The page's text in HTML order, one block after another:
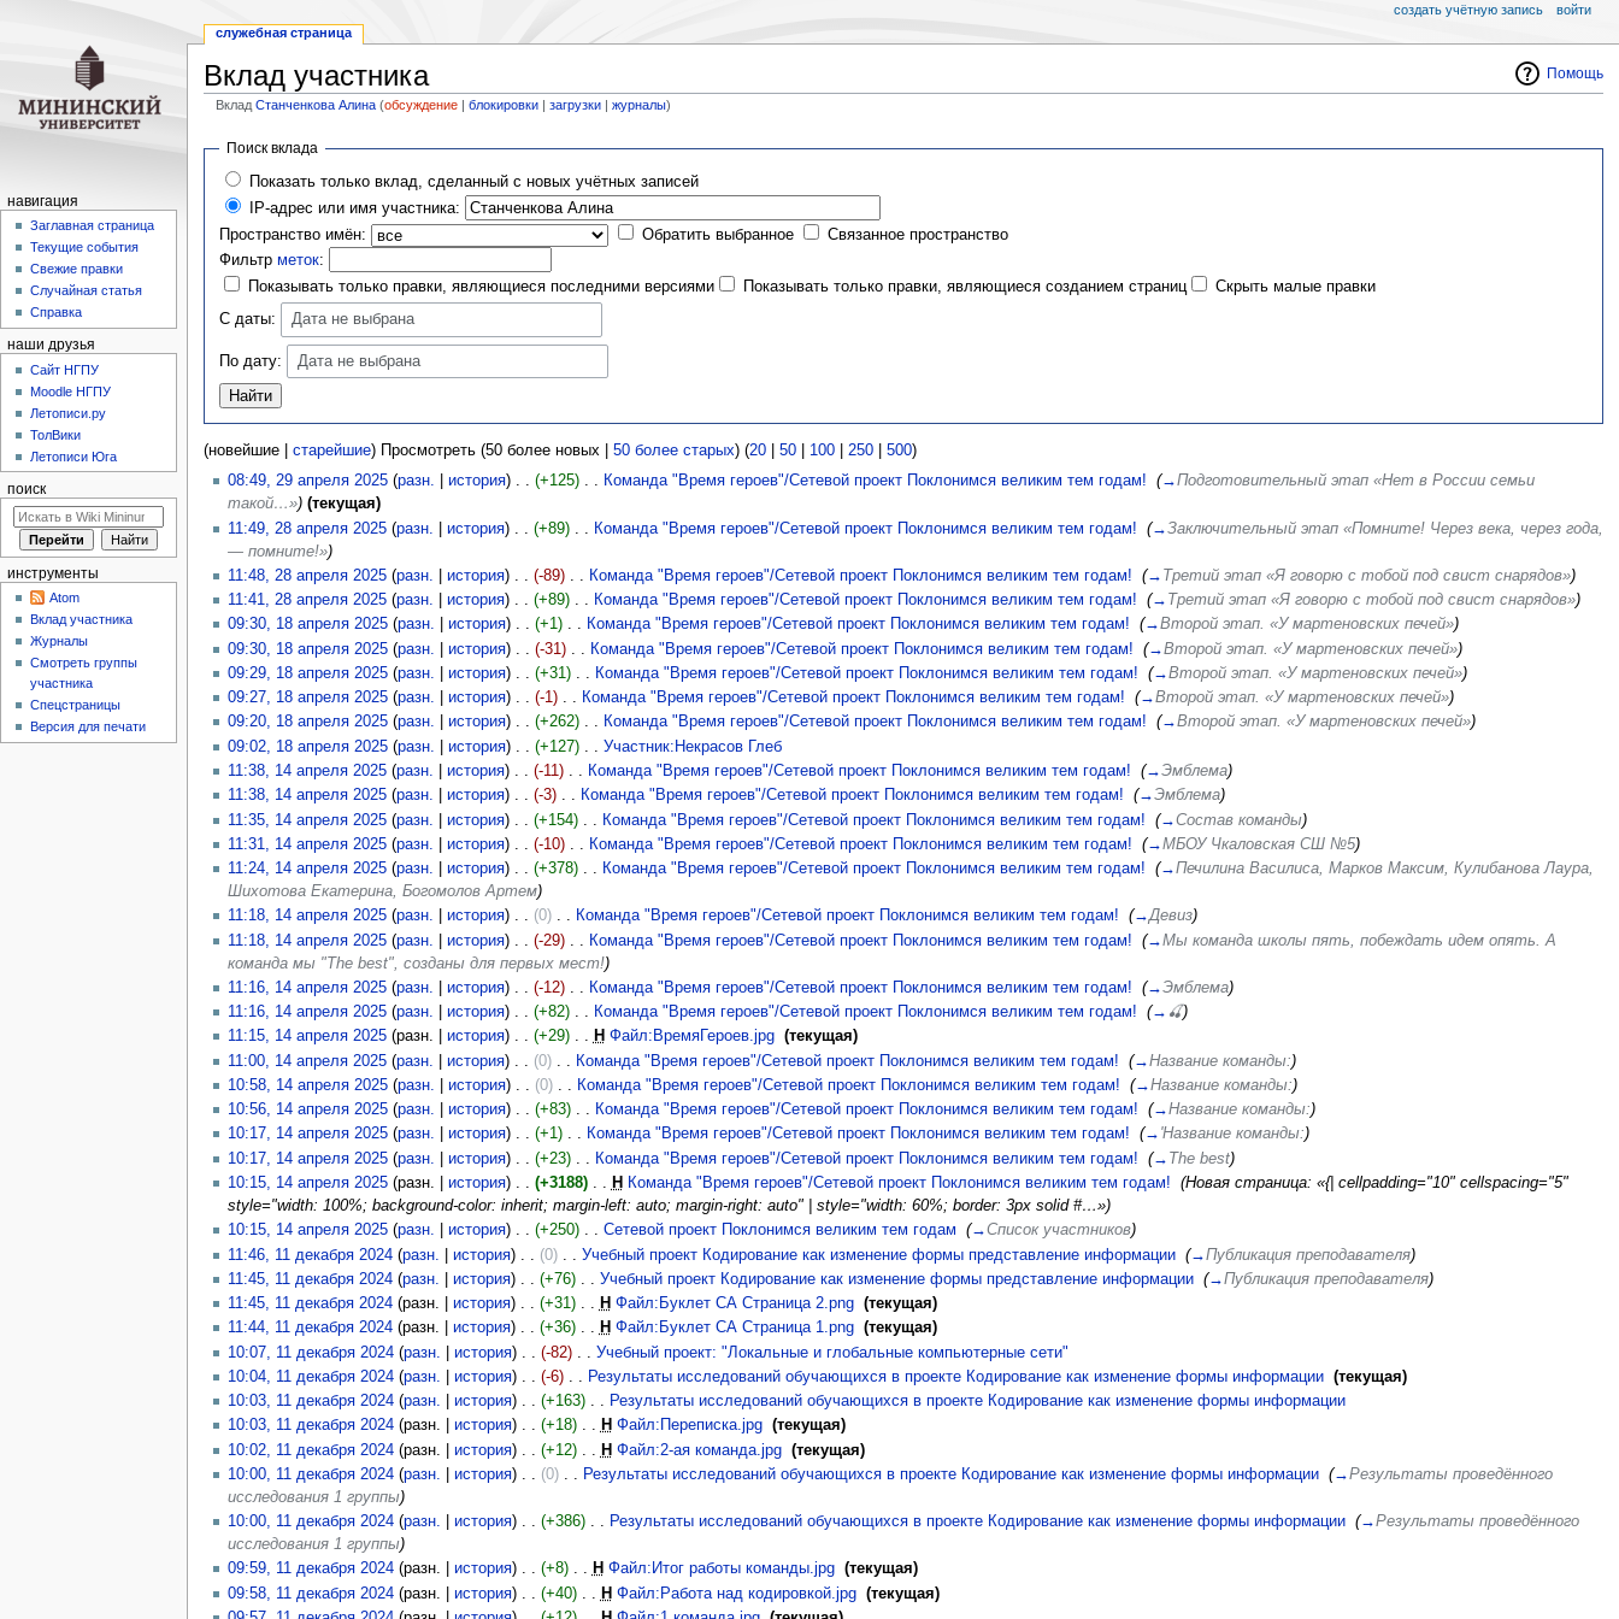
Помощь
Вклад участника
ВкладСтанченкова Алина (обсуждение |блокировки |загрузки |журналы)
Перейти
навигации
Перейти
поиску
Поиск вклада
Показать только вклад, сделанный с новых учётных записей
IP-адрес или имя участника:
Пространство имён:
Обратить выбранное
Связанное пространство
Фильтрметок:
Показывать только правки, являющиеся последними версиями
Показывать только правки, являющиеся созданием страниц
Скрыть малые правки
С даты:
Дата не выбрана
По дату: Дата не выбрана
(новейшие | старейшие) Просмотреть (50 более новых | 50 более старых) (20| 50| 100| 250| 500)
08:49, 29 апреля 2025(разн. история) (+125)‎ Команда "Время героев"/Сетевой проект Поклонимся великим тем годам! (→Подготовительный этап «Нет в России семьи
такой…») (текущая)
11:49, 28 апреля 2025(разн. история) (+89)‎ Команда "Время героев"/Сетевой проект Поклонимся великим тем годам! (→Заключительный этап «Помните! Через века, через года,
— помните!»)
11:48, 28 апреля 2025(разн. история) (-89)‎ Команда "Время героев"/Сетевой проект Поклонимся великим тем годам! (→ Третий этап «Я говорю с тобой под свист снарядов»)
11:41, 28 апреля 2025(разн. история) (+89)‎ Команда "Время героев"/Сетевой проект Поклонимся великим тем годам! (→ Третий этап «Я говорю с тобой под свист снарядов»)
09:30, 18 апреля 2025(разн. история) (+1)‎ Команда "Время героев"/Сетевой проект Поклонимся великим тем годам! (→Второй этап. «У мартеновских печей»)
09:30, 18 апреля 2025(разн. история) (-31)‎ Команда "Время героев"/Сетевой проект Поклонимся великим тем годам! (→Второй этап. «У мартеновских печей»)
09:29, 18 апреля 2025(разн. история) (+31)‎ Команда "Время героев"/Сетевой проект Поклонимся великим тем годам! (→Второй этап. «У мартеновских печей»)
09:27, 18 апреля 2025(разн. история) (-1)‎ Команда "Время героев"/Сетевой проект Поклонимся великим тем годам! (→Второй этап. «У мартеновских печей»)
09:20, 18 апреля 2025(разн. история) (+262)‎ Команда "Время героев"/Сетевой проект Поклонимся великим тем годам! (→Второй этап. «У мартеновских печей»)
09:02, 18 апреля 2025(разн. история) (+127)‎ Участник:Некрасов Глеб‎
11:38, 14 апреля 2025(разн. история) (-11)‎ Команда "Время героев"/Сетевой проект Поклонимся великим тем годам! (→Эмблема)
11:38, 14 апреля 2025(разн. история) (-3)‎ Команда "Время героев"/Сетевой проект Поклонимся великим тем годам! (→Эмблема)
11:35, 14 апреля 2025(разн. история) (+154)‎ Команда "Время героев"/Сетевой проект Поклонимся великим тем годам! (→Состав команды)
11:31, 14 апреля 2025(разн. история) (-10)‎ Команда "Время героев"/Сетевой проект Поклонимся великим тем годам! (→МБОУ Чкаловская СШ №5)
11:24, 14 апреля 2025(разн. история) (+378)‎ Команда "Время героев"/Сетевой проект Поклонимся великим тем годам! (→Печилина Василиса, Марков Максим, Кулибанова Лаура,
Шихотова Екатерина, Богомолов Артем)
11:18, 14 апреля 2025(разн. история) (0)‎ Команда "Время героев"/Сетевой проект Поклонимся великим тем годам! (→Девиз)
11:18, 14 апреля 2025(разн. история) (-29)‎ Команда "Время героев"/Сетевой проект Поклонимся великим тем годам! (→Мы команда школы пять, побеждать идем опять. А
команда мы "The best", созданы для первых мест!)
11:16, 14 апреля 2025(разн. история) (-12)‎ Команда "Время героев"/Сетевой проект Поклонимся великим тем годам! (→Эмблема)
11:16, 14 апреля 2025(разн. история) (+82)‎ Команда "Время героев"/Сетевой проект Поклонимся великим тем годам! (→ 🍒)
11:15, 14 апреля 2025(разн. | история) (+29)‎ Н Файл:ВремяГероев.jpg‎ (текущая)
11:00, 14 апреля 2025(разн. история) (0)‎ Команда "Время героев"/Сетевой проект Поклонимся великим тем годам! (→Название команды:)
10:58, 14 апреля 2025(разн. история) (0)‎ Команда "Время героев"/Сетевой проект Поклонимся великим тем годам! (→Название команды:)
10:56, 14 апреля 2025(разн. история) (+83)‎ Команда "Время героев"/Сетевой проект Поклонимся великим тем годам! (→Название команды:)
10:17, 14 апреля 2025(разн. история) (+1)‎ Команда "Время героев"/Сетевой проект Поклонимся великим тем годам! (→ 'Название команды:)
10:17, 14 апреля 2025(разн. история) (+23)‎ Команда "Время героев"/Сетевой проект Поклонимся великим тем годам! (→ The best)
10:15, 14 апреля 2025(разн. | история) (+3188)‎ Н Команда "Время героев"/Сетевой проект Поклонимся великим тем годам!
(Новая страница: «{| cellpadding="10" cellspacing="5"
style="width: 100%; background-color: inherit; margin-left: auto; margin-right: auto" | style="width: 60%; border: 3px solid #…»)
10:15, 14 апреля 2025(разн. история) (+250)‎ Сетевой проект Поклонимся великим тем годам (→Список участников)
11:46, 11 декабря 2024(разн. история) (0)‎ Учебный проект Кодирование как изменение формы представление информации‎ (→Публикация преподавателя)
11:45, 11 декабря 2024(разн. история) (+76)‎ Учебный проект Кодирование как изменение формы представление информации‎ (→Публикация преподавателя)
11:45, 11 декабря 2024(разн. | история) (+31)‎ Н Файл:Буклет СА Страница 2.png‎ (текущая)
11:44, 11 декабря 2024(разн. | история) (+36)‎ Н Файл:Буклет СА Страница 1.png‎ (текущая)
10:07, 11 декабря 2024(разн. история) (-82)‎ Учебный проект: "Локальные и глобальные компьютерные сети"
10:04, 11 декабря 2024(разн. история) (-6)‎ Результаты исследований обучающихся в проекте Кодирование как изменение формы информации‎ (текущая)
10:03, 11 декабря 2024(разн. история) (+163)‎ Результаты исследований обучающихся в проекте Кодирование как изменение формы информации‎
10:03, 11 декабря 2024(разн. | история) (+18)‎ Н Файл:Переписка.jpg‎ (текущая)
10:02, 11 декабря 2024(разн. | история) (+12)‎ Н Файл:2-ая команда.jpg‎ (текущая)
10:00, 11 декабря 2024(разн. история) (0)‎ Результаты исследований обучающихся в проекте Кодирование как изменение формы информации‎ (→Результаты проведённого
исследования 1 группы)
10:00, 11 декабря 2024(разн. история) (+386)‎ Результаты исследований обучающихся в проекте Кодирование как изменение формы информации‎ (→Результаты проведённого
исследования 1 группы)
09:59, 11 декабря 2024(разн. | история) (+8)‎ Н Файл:Итог работы команды.jpg‎ (текущая)
09:58, 11 декабря 2024(разн. | история) (+40)‎ Н Файл:Работа над кодировкой.jpg‎ (текущая)
служебная страница
создать учётную запись войти
навигация
Заглавная страница
Текущие события
Свежие правки
Случайная статья
Справка
наши друзья
Cайт НГПУ
Moodle НГПУ
Летописи.ру
ТолВики
Летописи Юга
поиск
инструменты
Atom
Вклад участника
Журналы
Смотреть группы
участника
Спецстраницы
Версия для печати